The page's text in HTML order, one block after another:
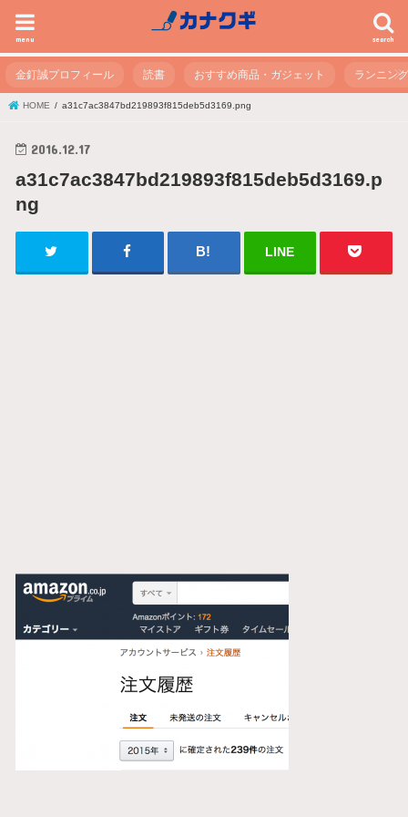
search
menu
金釘誠プロフィール 読書 おすすめ商品・ガジェット ランニング
HOME a31c7ac3847bd219893f815deb5d3169.png
2016.12.17
a31c7ac3847bd219893f815deb5d3169.p
ng
LINE